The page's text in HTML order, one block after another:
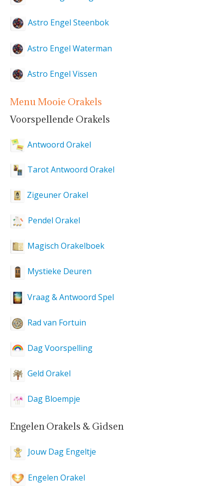
Astro Engel Steenbok
Astro Engel Waterman
Astro Engel Vissen
Menu Mooie Orakels
Voorspellende Orakels
Antwoord Orakel
Tarot Antwoord Orakel
Zigeuner Orakel
Pendel Orakel
Magisch Orakelboek
Mystieke Deuren
Vraag & Antwoord Spel
Rad van Fortuin
Dag Voorspelling
Geld Orakel
Dag Bloempje
Engelen Orakels & Gidsen
Jouw Dag Engeltje
Engelen Orakel